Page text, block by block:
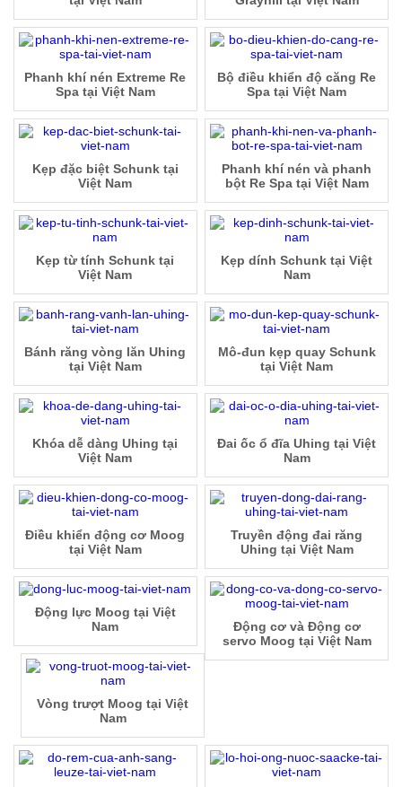
Bộ điều khiển độ căng Re
Spa tại Việt Nam
Phanh khí nén Extreme Re
Spa tại Việt Nam
Phanh khí nén và phanh
bột Re Spa tại Việt Nam
Kẹp đặc biệt Schunk tại
Việt Nam
Kẹp dính Schunk tại Việt
Nam
Kẹp từ tính Schunk tại
Việt Nam
Mô-đun kẹp quay Schunk
tại Việt Nam
Bánh răng vòng lăn Uhing
tại Việt Nam
Đai ốc ổ đĩa Uhing tại Việt
Nam
Khóa dễ dàng Uhing tại
Việt Nam
Truyền động đai răng
Uhing tại Việt Nam
Điều khiển động cơ Moog
tại Việt Nam
Động cơ và Động cơ
servo Moog tại Việt Nam
Động lực Moog tại Việt
Nam
Vòng trượt Moog tại Việt
Nam